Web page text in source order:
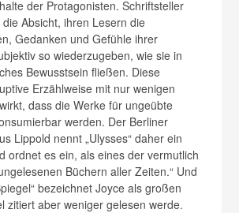
der Protagonisten. Schriftsteller
Absicht, ihren Lesern die
Gedanken und Gefühle ihrer
so wiederzugeben, wie sie in
Bewusstsein fließen. Diese
Erzählweise mit nur wenigen
dass die Werke für ungeübte
werden. Der Berliner
Lippold nennt „Ulysses“ daher ein
ordnet es ein, als eines der vermutlich
Büchern aller Zeiten.“ Und
bezeichnet Joyce als großen
zitiert aber weniger gelesen werde.